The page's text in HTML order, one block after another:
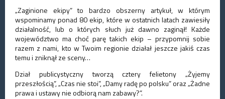
„Zaginione ekipy” to bardzo obszerny artykuł, w którym
wspominamy ponad 80 ekip, które w ostatnich latach zawiesiły
działalność, lub o których słuch już dawno zaginął! Każde
województwo ma choć parę takich ekip – przypomnij sobie
razem z nami, kto w Twoim regionie działał jeszcze jakiś czas
temu i zniknął ze sceny…
Dział publicystyczny tworzą cztery felietony „Żyjemy
przeszłością”, „Czas nie stoi”, „Damy radę po polsku” oraz „Żadne
prawa i ustawy nie odbiorą nam zabawy?”.